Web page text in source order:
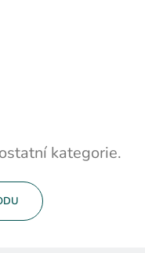
kategorie.